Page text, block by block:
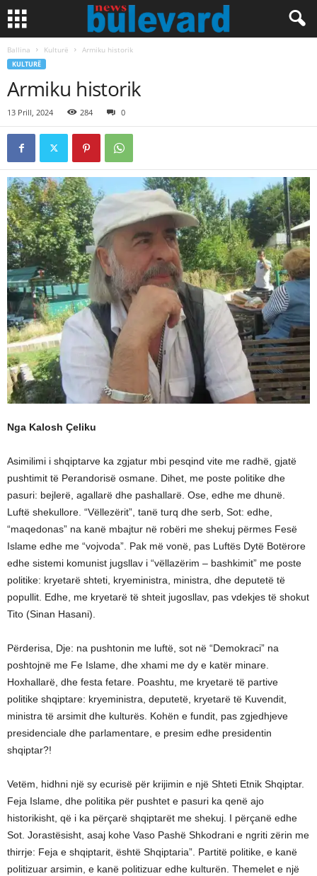
Ballina Kulturë Armiku historik
KULTURË
Armiku historik
13 Prill, 2024 284 0
Nga Kalosh Çeliku
Asimilimi i shqiptarve ka zgjatur mbi pesqind vite me radhë, gjatë
pushtimit të Perandorisë osmane. Dihet, me poste politike dhe
pasuri: bejlerë, agallarë dhe pashallarë. Ose, edhe me dhunë.
Luftë shekullore. “Vëllezërit”, tanë turq dhe serb, Sot: edhe,
“maqedonas” na kanë mbajtur në robëri me shekuj përmes Fesë
Islame edhe me “vojvoda”. Pak më vonë, pas Luftës Dytë Botërore
edhe sistemi komunist jugsllav i “vëllazërim – bashkimit” me poste
politike: kryetarë shteti, kryeministra, ministra, dhe deputetë të
popullit. Edhe, me kryetarë të shteit jugosllav, pas vdekjes të shokut
Tito (Sinan Hasani).
Përderisa, Dje: na pushtonin me luftë, sot në “Demokraci” na
poshtojnë me Fe Islame, dhe xhami me dy e katër minare.
Hoxhallarë, dhe festa fetare. Poashtu, me kryetarë të partive
politike shqiptare: kryeministra, deputetë, kryetarë të Kuvendit,
ministra të arsimit dhe kulturës. Kohën e fundit, pas zgjedhjeve
presidenciale dhe parlamentare, e presim edhe presidentin
shqiptar?!
Vetëm, hidhni një sy ecurisë për krijimin e një Shteti Etnik Shqiptar.
Feja Islame, dhe politika për pushtet e pasuri ka qenë ajo
historikisht, që i ka përçarë shqiptarët me shekuj. I përçanë edhe
Sot. Jorastësisht, asaj kohe Vaso Pashë Shkodrani e ngriti zërin me
thirrje: Feja e shqiptarit, është Shqiptaria”. Partitë politike, e kanë
politizuar arsimin, e kanë politizuar edhe kulturën. Themelet e një